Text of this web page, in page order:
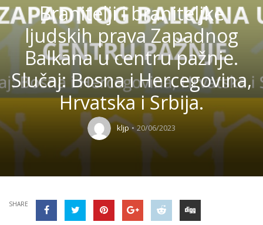
Branitelji i braniteljke
ljudskih prava Zapadnog
Balkana u centru pažnje.
Slučaj: Bosna i Hercegovina,
Hrvatska i Srbija.
kljp 20/06/2023
SHARE